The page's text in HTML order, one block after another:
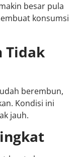
besar pula
konsumsi
Tidak
berembun,
Kondisi ini
jauh.